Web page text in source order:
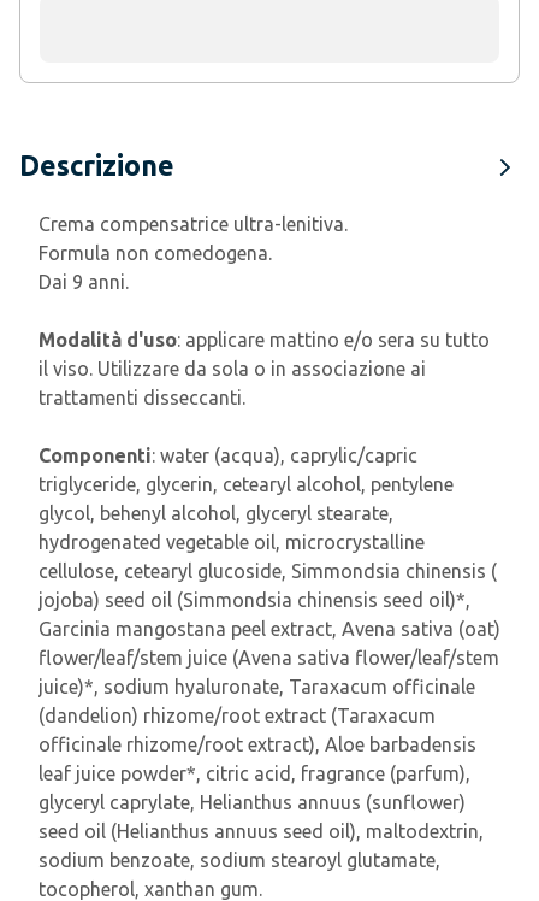
Descrizione
Crema compensatrice ultra-lenitiva.
Formula non comedogena.
Dai 9 anni.
Modalità d'uso: applicare mattino e/o sera su tutto
il viso. Utilizzare da sola o in associazione ai
trattamenti disseccanti.
Componenti: water (acqua), caprylic/capric
triglyceride, glycerin, cetearyl alcohol, pentylene
glycol, behenyl alcohol, glyceryl stearate,
hydrogenated vegetable oil, microcrystalline
cellulose, cetearyl glucoside, Simmondsia chinensis (
jojoba) seed oil (Simmondsia chinensis seed oil)*,
Garcinia mangostana peel extract, Avena sativa (oat)
flower/leaf/stem juice (Avena sativa flower/leaf/stem
juice)*, sodium hyaluronate, Taraxacum officinale
(dandelion) rhizome/root extract (Taraxacum
officinale rhizome/root extract), Aloe barbadensis
leaf juice powder*, citric acid, fragrance (parfum),
glyceryl caprylate, Helianthus annuus (sunflower)
seed oil (Helianthus annuus seed oil), maltodextrin,
sodium benzoate, sodium stearoyl glutamate,
tocopherol, xanthan gum.